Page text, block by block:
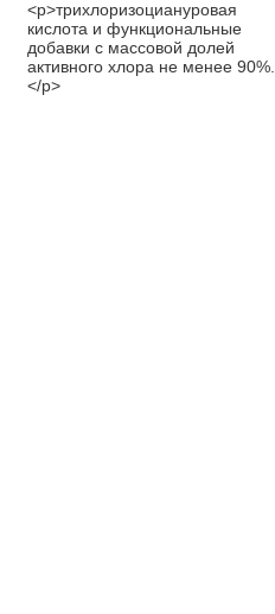
<p>трихлоризоциануровая
кислота и функциональные
добавки с массовой долей
активного хлора не менее 90%.
</p>